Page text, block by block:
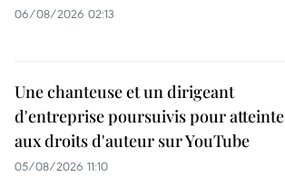
06/08/2026 02:13
Une chanteuse et un dirigeant
d'entreprise poursuivis pour atteinte
aux droits d'auteur sur YouTube
05/08/2026 11:10